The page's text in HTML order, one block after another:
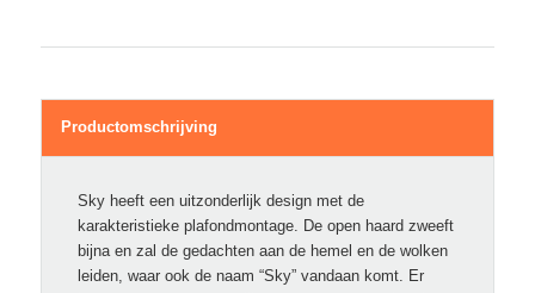
Productomschrijving
Sky heeft een uitzonderlijk design met de
karakteristieke plafondmontage. De open haard zweeft
bijna en zal de gedachten aan de hemel en de wolken
leiden, waar ook de naam “Sky” vandaan komt. Er